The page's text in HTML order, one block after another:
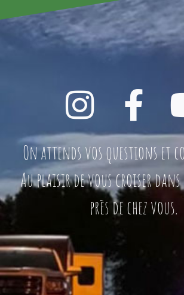
On attends vos questions et
Au plaisir de vous croiser
près de chez vous.